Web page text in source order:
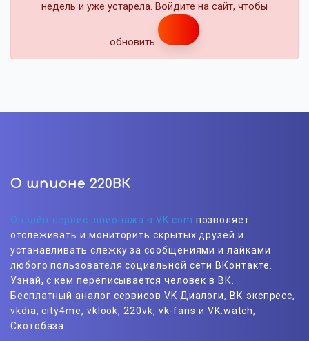
недель и уже устарела. Войдите на сайт, чтобы
обновить
О шпионе 220ВК
Онлайн-сервис шпионажа в VK.com позволяет
отслеживать и мониторить скрытых друзей и
устанавливать слежку за сообщениями и лайками
любого пользователя социальной сети ВКонтакте.
Узнай, с кем переписывается человек в ВК.
Бесплатный аналог сервисов VK Диалоги, ВК экспресс,
vkdia, city4me, vklook, 220vk, vk-fans и VK.watch,
Скотобаза.